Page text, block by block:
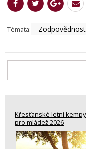
Témata: Zodpovědnost
Křesťanské letní kempy
pro mládež 2026